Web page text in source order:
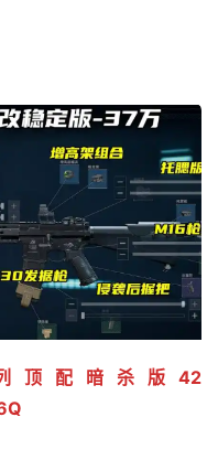
顶配暗杀版42